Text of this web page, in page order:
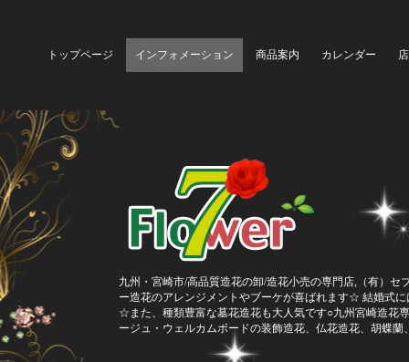
トップページ インフォメーション 商品案内 カレンダー
九州・宮崎市/高品質造花の卸/造花小売の専門店,（有）
ー造花のアレンジメントやブーケが喜ばれます☆ 結婚式
☆また、種類豊富な墓花造花も大人気です○九州宮崎造花
ージュ・ウェルカムボードの装飾造花、仏花造花、胡蝶蘭